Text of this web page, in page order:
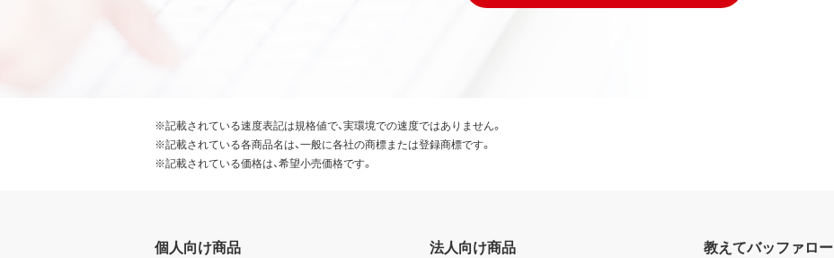
※記載されている速度表記は規格値で、実環境での速度ではありません。
※記載されている各商品名は、一般に各社の商標または登録商標です。
※記載されている価格は、希望小売価格です。
個人向け商品 法人向け商品 教えてバッファロー